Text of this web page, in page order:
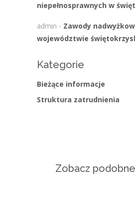
niepełnosprawnych w
admin - Zawody
województwie
Kategorie
Bieżące informacje
Struktura zatrudnienia
Zobacz